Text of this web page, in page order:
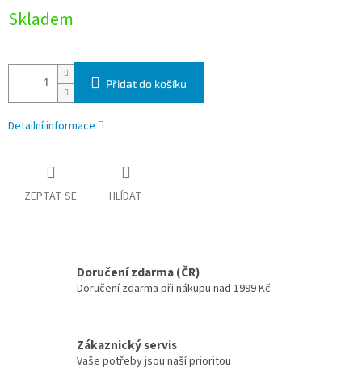
Skladem
Přidat do košíku
Detailní informace
ZEPTAT SE HLÍDAT
Doručení zdarma (ČR)
Doručení zdarma při nákupu nad 1999 Kč
Zákaznický servis
Vaše potřeby jsou naší prioritou